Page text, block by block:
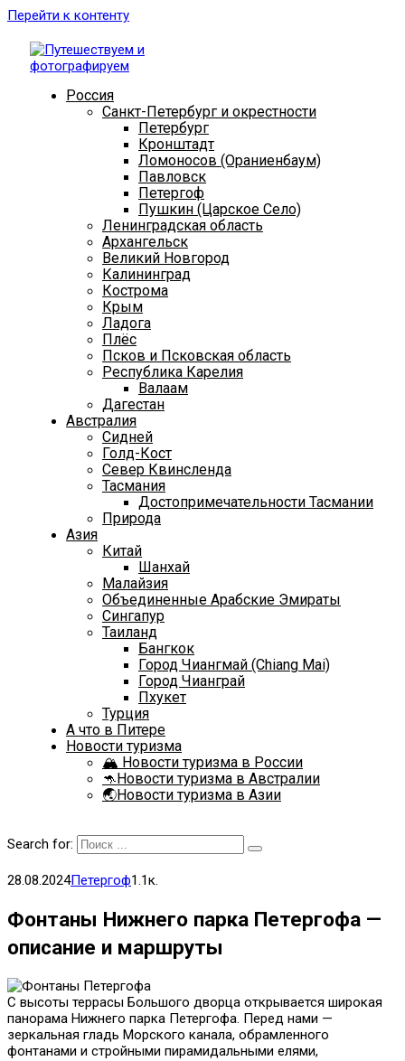
Перейти к контенту
Россия
Санкт-Петербург и окрестности
Петербург
Кронштадт
Ломоносов (Ораниенбаум)
Павловск
Петергоф
Пушкин (Царское Село)
Ленинградская область
Архангельск
Великий Новгород
Калининград
Кострома
Крым
Ладога
Плёс
Псков и Псковская область
Республика Карелия
Валаам
Дагестан
Австралия
Сидней
Голд-Кост
Север Квинсленда
Тасмания
Достопримечательности Тасмании
Природа
Азия
Китай
Шанхай
Малайзия
Объединенные Арабские Эмираты
Сингапур
Таиланд
Бангкок
Город Чиангмай (Chiang Mai)
Город Чианграй
Пхукет
Турция
А что в Питере
Новости туризма
🏔️ Новости туризма в России
🦘Новости туризма в Австралии
🌏Новости туризма в Азии
Search for:
28.08.2024Петергоф1.1к.
Фонтаны Нижнего парка Петергофа —
описание и маршруты
С высоты террасы Большого дворца открывается широкая
панорама Нижнего парка Петергофа. Перед нами —
зеркальная гладь Морского канала, обрамленного
фонтанами и стройными пирамидальными елями,